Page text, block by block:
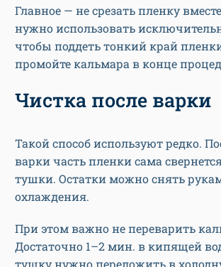
Главное — не срезать пленку
нужно использовать
чтобы поддеть тонкий край
промойте кальмара в конце
Чистка после варки
Такой способ используют редко.
варки часть пленки сама
тушки. Остатки можно снять
охлаждения.
При этом важно не переварить
Достаточно 1–2 мин. в кипящей